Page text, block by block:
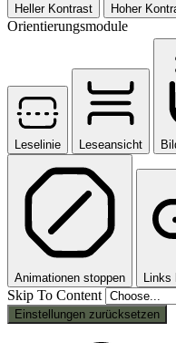
Heller Kontrast Hoher
Orientierungsmodule
Leselinie Leseansicht
Animationen stoppen Links
Skip To Content
Einstellungen zurücksetzen